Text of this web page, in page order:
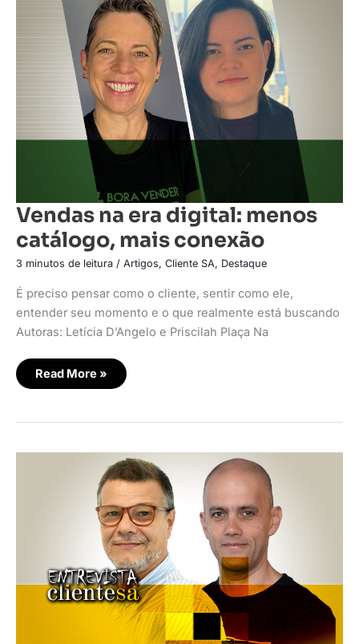
Vendas na era digital: menos
catálogo, mais conexão
3 minutos de leitura / Artigos, Cliente SA, Destaque
É preciso pensar como o cliente, sentir como ele,
entender seu momento e o que realmente está buscando
Autoras: Letícia D’Angelo e Priscilah Plaça Na
digital:
menos
catálogo,
conexão
Read More »
A
experiência
concessionárias